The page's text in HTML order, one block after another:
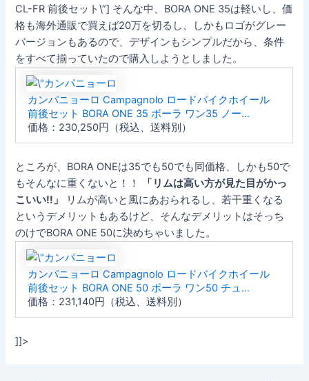
CL-FR 前後セット\”] そんな中、BORA ONE 35は軽いし、価
格も海外通販で買えば20万を切るし、しかもロゴがグレー
バージョンもあるので、デザインもシンプルだから、条件
をすべて揃っていたので購入しようとしました。
カンパニョーロ Campagnolo ロードバイクホイール
前後セット BORA ONE 35 ボーラ ワン35 ノー…
価格：230,250円（税込、送料別）
ところが、BORA ONEは35でも50でも同価格、しかも50で
もそんなに重くないと！！
「リムは高い方が見た目がかっ
こいい!!」
リムが高いと風にあおられるし、若干重くなる
というデメリットもあるけど、そんなデメリットはそっち
のけでBORA ONE 50に決めちゃいました。
カンパニョーロ Campagnolo ロードバイクホイール
前後セット BORA ONE 50 ボーラ ワン50 チュ…
価格：231,140円（税込、送料別）
]]>